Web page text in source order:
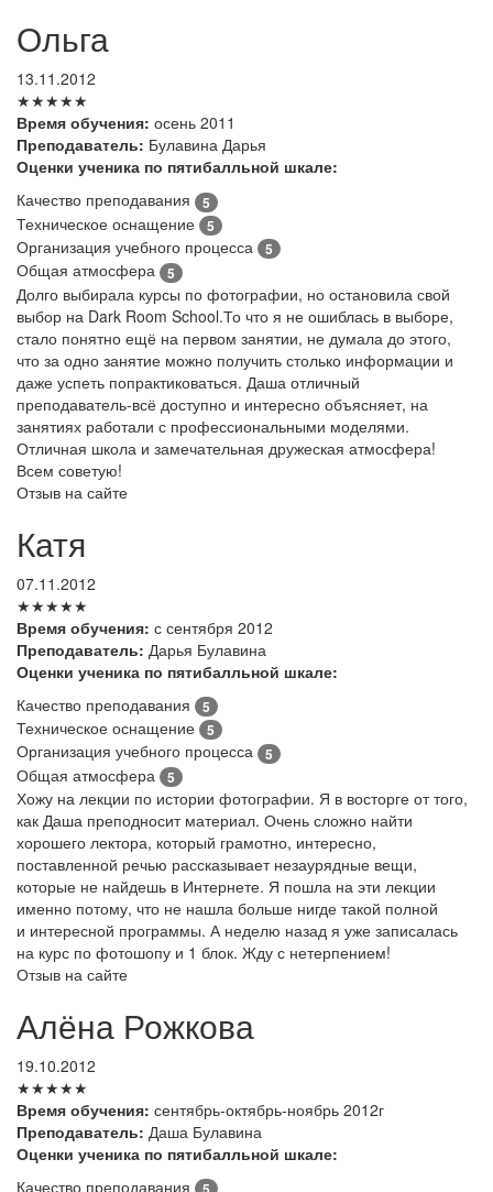
Ольга
13.11.2012
★★★★★
Время обучения: осень 2011
Преподаватель: Булавина Дарья
Оценки ученика по пятибалльной шкале:
Качество преподавания
5
Техническое оснащение 5
Организация учебного процесса 5
Общая атмосфера 5
Долго выбирала курсы по фотографии, но остановила свой
выбор на Dark Room School.То что я не ошиблась в выборе,
стало понятно ещё на первом занятии, не думала до этого,
что за одно занятие можно получить столько информации и
даже успеть попрактиковаться. Даша отличный
преподаватель-всё доступно и интересно объясняет, на
занятиях работали с профессиональными моделями.
Отличная школа и замечательная дружеская атмосфера!
Всем советую!
Отзыв на сайте
Катя
07.11.2012
★★★★★
Время обучения: с сентября 2012
Преподаватель: Дарья Булавина
Оценки ученика по пятибалльной шкале:
Качество преподавания
5
Техническое оснащение 5
Организация учебного процесса 5
Общая атмосфера 5
Хожу на лекции по истории фотографии. Я в восторге от того,
как Даша преподносит материал. Очень сложно найти
хорошего лектора, который грамотно, интересно,
поставленной речью рассказывает незаурядные вещи,
которые не найдешь в Интернете. Я пошла на эти лекции
именно потому, что не нашла больше нигде такой полной
и интересной программы. А неделю назад я уже записалась
на курс по фотошопу и 1 блок. Жду с нетерпением!
Отзыв на сайте
Алёна Рожкова
19.10.2012
★★★★★
Время обучения: сентябрь-октябрь-ноябрь 2012г
Преподаватель: Даша Булавина
Оценки ученика по пятибалльной шкале:
Качество преподавания